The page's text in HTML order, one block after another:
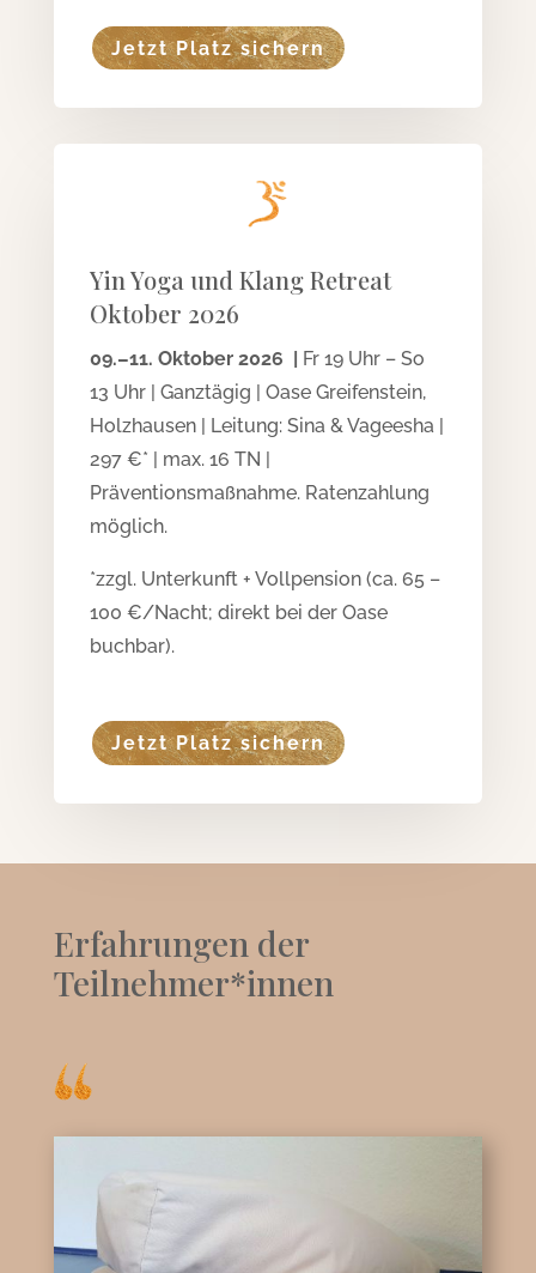
Jetzt Platz sichern
Yin Yoga und Klang Retreat
Oktober 2026
09.–11. Oktober 2026 |
Fr 19 Uhr – So
13 Uhr | Ganztägig | Oase Greifenstein,
Holzhausen | Leitung: Sina & Vageesha |
297 €* | max. 16 TN |
Präventionsmaßnahme. Ratenzahlung
möglich.
*zzgl. Unterkunft + Vollpension (ca. 65 –
100 €/Nacht; direkt bei der Oase
buchbar).
Jetzt Platz sichern
Erfahrungen der
Teilnehmer*innen